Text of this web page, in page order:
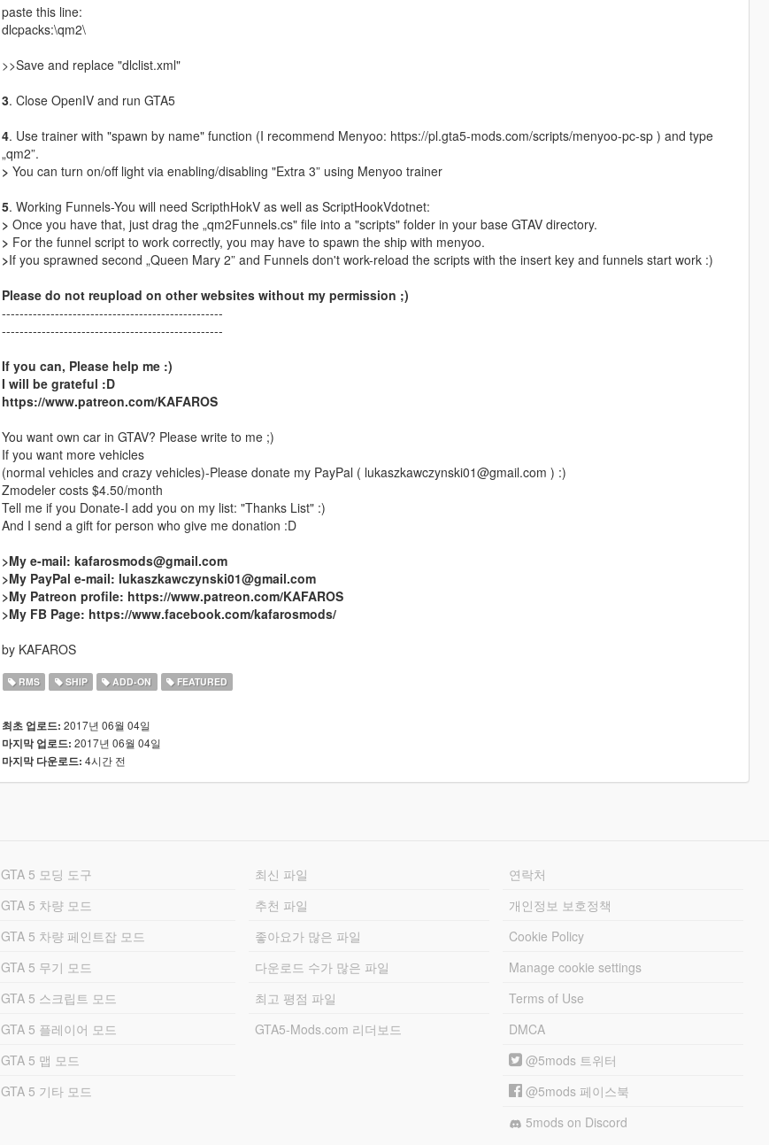
paste this line:
dlcpacks:\qm2\
>>Save and replace "dlclist.xml"
3. Close OpenIV and run GTA5
4. Use trainer with "spawn by name" function (I recommend Menyoo: https://pl.gta5-mods.com/scripts/menyoo-pc-sp ) and type
„qm2”.
> You can turn on/off light via enabling/disabling "Extra 3” using Menyoo trainer
5. Working Funnels-You will need ScripthHokV as well as ScriptHookVdotnet:
> Once you have that, just drag the „qm2Funnels.cs" file into a "scripts" folder in your base GTAV directory.
> For the funnel script to work correctly, you may have to spawn the ship with menyoo.
>If you sprawned second „Queen Mary 2” and Funnels don't work-reload the scripts with the insert key and funnels start work :)
Please do not reupload on other websites without my permission ;)
--------------------------------------------------
--------------------------------------------------
If you can, Please help me :)
I will be grateful :D
https://www.patreon.com/KAFAROS
You want own car in GTAV? Please write to me ;)
If you want more vehicles
(normal vehicles and crazy vehicles)-Please donate my PayPal ( lukaszkawczynski01@gmail.com ) :)
Zmodeler costs $4.50/month
Tell me if you Donate-I add you on my list: "Thanks List" :)
And I send a gift for person who give me donation :D
>My e-mail: kafarosmods@gmail.com
>My PayPal e-mail: lukaszkawczynski01@gmail.com
>My Patreon profile: https://www.patreon.com/KAFAROS
>My FB Page: https://www.facebook.com/kafarosmods/
by KAFAROS
RMS SHIP ADD-ON FEATURED
최초 업로드: 2017년 06월 04일
마지막 업로드: 2017년 06월 04일
마지막 다운로드: 4시간 전
GTA 5 모딩 도구
GTA 5 차량 모드
GTA 5 차량 페인트잡 모드
GTA 5 무기 모드
GTA 5 스크립트 모드
GTA 5 플레이어 모드
GTA 5 맵 모드
GTA 5 기타 모드
최신 파일
추천 파일
좋아요가 많은 파일
다운로드 수가 많은 파일
최고 평점 파일
GTA5-Mods.com 리더보드
연락처
개인정보 보호정책
Cookie Policy
Manage cookie settings
Terms of Use
DMCA
@5mods 트위터
@5mods 페이스북
5mods on Discord